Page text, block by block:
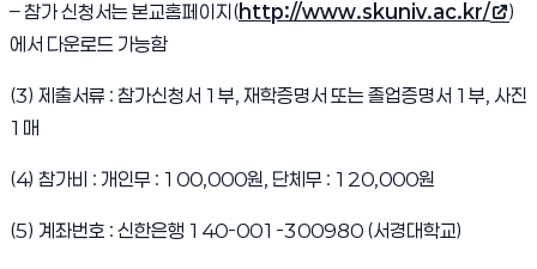
– 참가 신청서는 본교홈페이지( http://www.skuniv.ac.kr/
(새 창 열림)
)
에서 다운로드 가능함
(3) 제출서류 : 참가신청서 1부, 재학증명서 또는 졸업증명서 1부, 사진
1매
(4) 참가비 : 개인무 : 100,000원, 단체무 : 120,000원
(5) 계좌번호 : 신한은행 140-001-300980 (서경대학교)